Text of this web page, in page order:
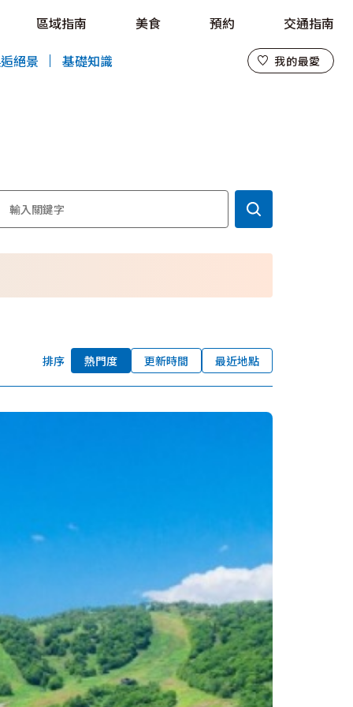
我的最愛
區域指南 美食 預約
交通指南
絕景
基礎知識 我的最愛
YouTu
be
Instag
ram
Faceb
ook
排序 熱門度 更新時間 最近地點